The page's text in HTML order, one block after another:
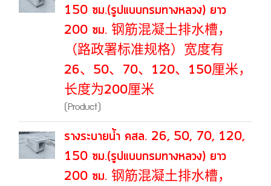
150 ซม.(รูปแบบกรมทางหลวง) ยาว
200 ซม. 钢筋混凝土排水槽，
（路政署标准规格）宽度有
26、50、70、120、150厘米，
长度为200厘米
(Product)
รางระบายน้ำ คสล. 26, 50, 70, 120,
150 ซม.(รูปแบบกรมทางหลวง) ยาว
200 ซม. 钢筋混凝土排水槽，